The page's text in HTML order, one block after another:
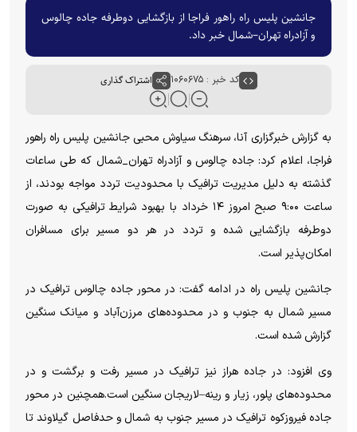
جانشین پلیس راه راهور فراجا از بازگشایی دوطرفه جاده چالوس
و آزادراه تهران–شمال خبر داد.
کد خبر : ۱۰۶۰۶۷۵ اشتراک گذاری
به گزارش خبرگزاری آنا، سرهنگ سیاوش محبی جانشین پلیس راه راهور
فراجا، اعلام کرد: جاده چالوس و آزادراه تهران_شمال که طی ساعات
گذشته به دلیل مدیریت ترافیک با محدودیت تردد مواجه بودند، از
ساعت ۹:۰۰ صبح امروز ۱۴ خرداد با بهبود شرایط ترافیکی به صورت
دوطرفه بازگشایی شده و تردد در هر دو مسیر برای مسافران
امکان‌پذیر است.
جانشین پلیس راه در ادامه گفت: در محور جاده چالوس ترافیک در
مسیر شمال به جنوب و در محدوده‌های مرزن‌آباد و میانک سنگین
گزارش شده است.
وی افزود: در جاده هراز نیز ترافیک در مسیر رفت و برگشت و در
محدوده‌های پلور، زیار و رینه–لاریجان سنگین است.همچنین در محور
جاده فیروزکوه ترافیک در مسیر جنوب به شمال و حدفاصل گیلاوند تا